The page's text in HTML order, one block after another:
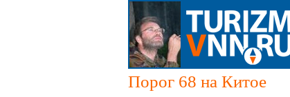
Порог 68 на Китое